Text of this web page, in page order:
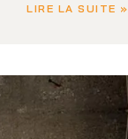
LIRE LA SUITE »